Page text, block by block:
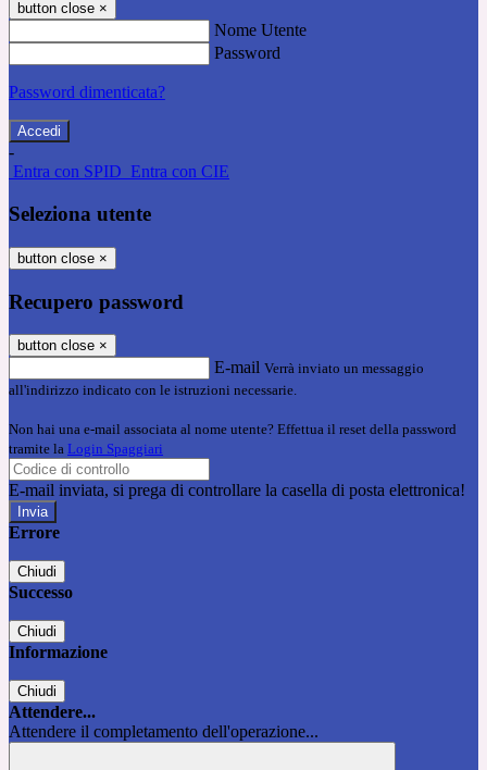
button close ×
Nome Utente
Password
Password dimenticata?
-
Entra con SPID Entra con CIE
Seleziona utente
button close ×
Recupero password
button close ×
E-mail Verrà inviato un messaggio
all'indirizzo indicato con le istruzioni necessarie.
Non hai una e-mail associata al nome utente? Effettua il reset della password
tramite la Login Spaggiari
E-mail inviata, si prega di controllare la casella di posta elettronica!
Errore
Chiudi
Successo
Chiudi
Informazione
Chiudi
Attendere...
Attendere il completamento dell'operazione...